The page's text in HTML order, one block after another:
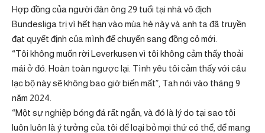
Hợp đồng của người đàn ông 29 tuổi tại nhà vô địch
Bundesliga trị vì hết hạn vào mùa hè này và anh ta đã truyền
đạt quyết định của mình để chuyển sang đồng cỏ mới.
“Tôi không muốn rời Leverkusen vì tôi không cảm thấy thoải
mái ở đó. Hoàn toàn ngược lại. Tình yêu tôi cảm thấy với câu
lạc bộ này sẽ không bao giờ biến mất”, Tah nói vào tháng 9
năm 2024.
“Một sự nghiệp bóng đá rất ngắn, và đó là lý do tại sao tôi
luôn luôn là ý tưởng của tôi để loại bỏ mọi thứ có thể, để mang